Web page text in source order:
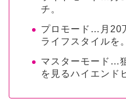
チ。
プロモード…月20
ライフスタイルを。
マスターモード…
を見るハイエンド